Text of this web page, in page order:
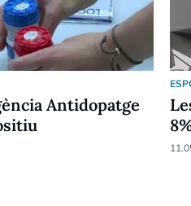
Antidopatge